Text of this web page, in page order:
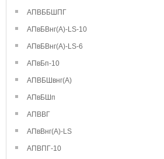
АПВББШПГ
АПвБВнг(А)-LS-10
АПвБВнг(А)-LS-6
АПвБп-10
АПВБШвнг(А)
АПвБШп
АПВВГ
АПвВнг(А)-LS
АПВПГ-10